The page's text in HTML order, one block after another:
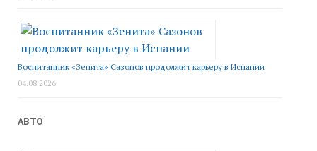
Воспитанник «Зенита» Сазонов продолжит карьеру в Испании
04.08.2026
АВТО